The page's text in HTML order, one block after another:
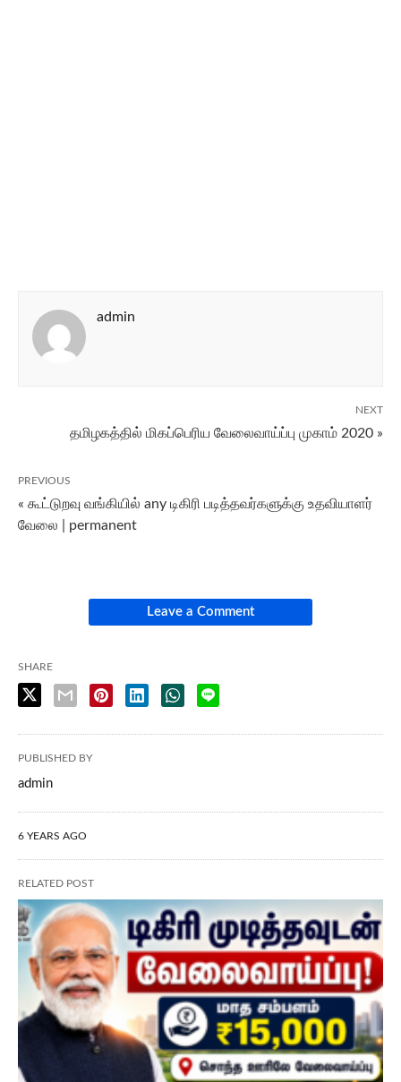
admin
NEXT
தமிழகத்தில் மிகப்பெரிய வேலைவாய்ப்பு முகாம் 2020 »
PREVIOUS
« கூட்டுறவு வங்கியில் any டிகிரி படித்தவர்களுக்கு உதவியாளர்
வேலை | permanent
Leave a Comment
SHARE
PUBLISHED BY
admin
6 YEARS AGO
RELATED POST